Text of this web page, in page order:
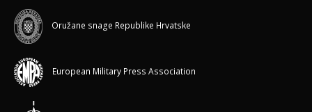
Oružane snage Republike Hrvatske
European Military Press Association